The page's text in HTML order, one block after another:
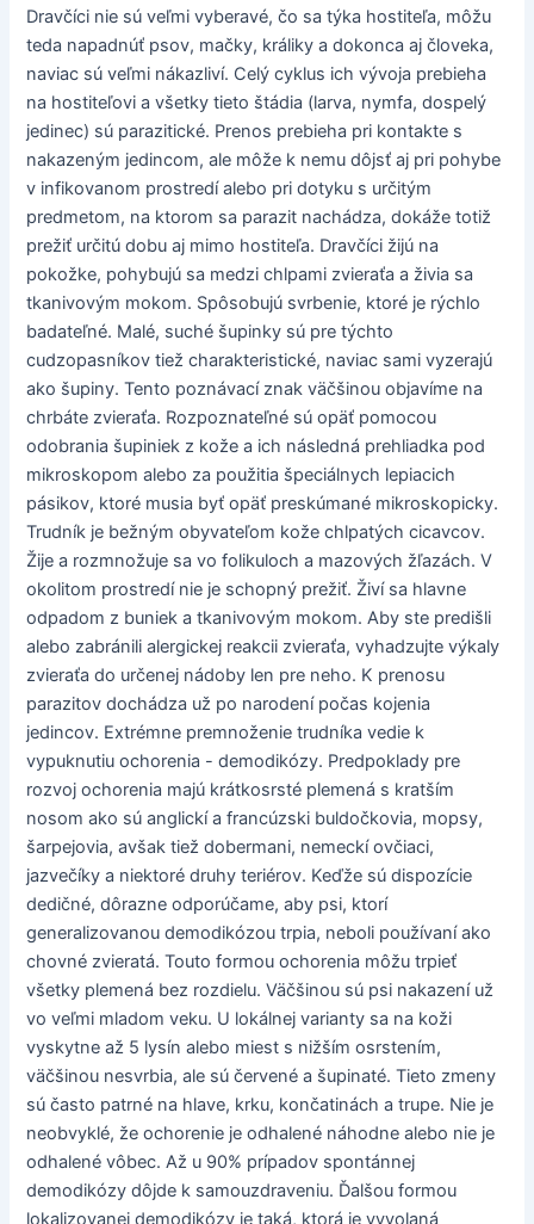
Dravčíci nie sú veľmi vyberavé, čo sa týka hostiteľa, môžu
teda napadnúť psov, mačky, králiky a dokonca aj človeka,
naviac sú veľmi nákazliví. Celý cyklus ich vývoja prebieha
na hostiteľovi a všetky tieto štádia (larva, nymfa, dospelý
jedinec) sú parazitické. Prenos prebieha pri kontakte s
nakazeným jedincom, ale môže k nemu dôjsť aj pri pohybe
v infikovanom prostredí alebo pri dotyku s určitým
predmetom, na ktorom sa parazit nachádza, dokáže totiž
prežiť určitú dobu aj mimo hostiteľa. Dravčíci žijú na
pokožke, pohybujú sa medzi chlpami zvieraťa a živia sa
tkanivovým mokom. Spôsobujú svrbenie, ktoré je rýchlo
badateľné. Malé, suché šupinky sú pre týchto
cudzopasníkov tiež charakteristické, naviac sami vyzerajú
ako šupiny. Tento poznávací znak väčšinou objavíme na
chrbáte zvieraťa. Rozpoznateľné sú opäť pomocou
odobrania šupiniek z kože a ich následná prehliadka pod
mikroskopom alebo za použitia špeciálnych lepiacich
pásikov, ktoré musia byť opäť preskúmané mikroskopicky.
Trudník je bežným obyvateľom kože chlpatých cicavcov.
Žije a rozmnožuje sa vo folikuloch a mazových žľazách. V
okolitom prostredí nie je schopný prežiť. Živí sa hlavne
odpadom z buniek a tkanivovým mokom. Aby ste predišli
alebo zabránili alergickej reakcii zvieraťa, vyhadzujte výkaly
zvieraťa do určenej nádoby len pre neho. K prenosu
parazitov dochádza už po narodení počas kojenia
jedincov. Extrémne premnoženie trudníka vedie k
vypuknutiu ochorenia - demodikózy. Predpoklady pre
rozvoj ochorenia majú krátkosrsté plemená s kratším
nosom ako sú anglickí a francúzski buldočkovia, mopsy,
šarpejovia, avšak tiež dobermani, nemeckí ovčiaci,
jazvečíky a niektoré druhy teriérov. Keďže sú dispozície
dedičné, dôrazne odporúčame, aby psi, ktorí
generalizovanou demodikózou trpia, neboli používaní ako
chovné zvieratá. Touto formou ochorenia môžu trpieť
všetky plemená bez rozdielu. Väčšinou sú psi nakazení už
vo veľmi mladom veku. U lokálnej varianty sa na koži
vyskytne až 5 lysín alebo miest s nižším osrstením,
väčšinou nesvrbia, ale sú červené a šupinaté. Tieto zmeny
sú často patrné na hlave, krku, končatinách a trupe. Nie je
neobvyklé, že ochorenie je odhalené náhodne alebo nie je
odhalené vôbec. Až u 90% prípadov spontánnej
demodikózy dôjde k samouzdraveniu. Ďalšou formou
lokalizovanej demodikózy je taká, ktorá je vyvolaná